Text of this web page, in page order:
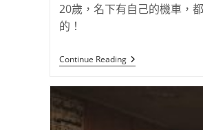
20歲，名下有自己的機車，
的！
Continue Reading